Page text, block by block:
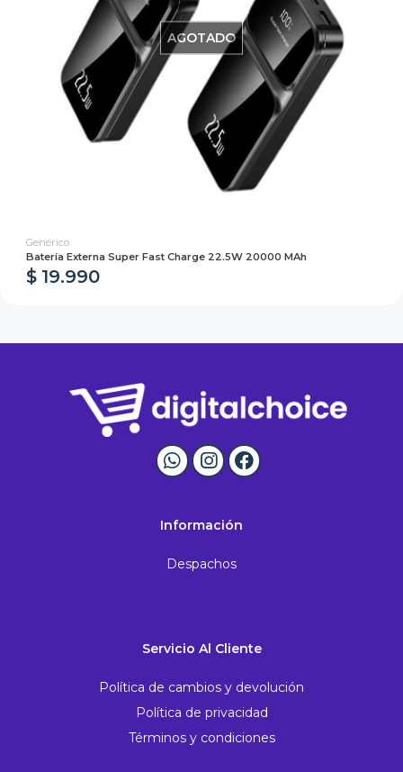
AGOTADO
Genérico
Batería Externa Super Fast Charge 22.5W 20000 MAh
$ 19.990
Información
Despachos
Servicio Al Cliente
Política de cambios y devolución
Política de privacidad
Términos y condiciones